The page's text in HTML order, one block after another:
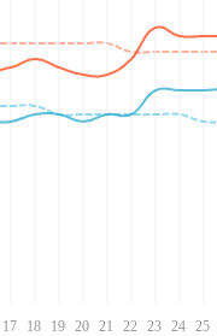
17 18 19 20 21 22 23 24 25